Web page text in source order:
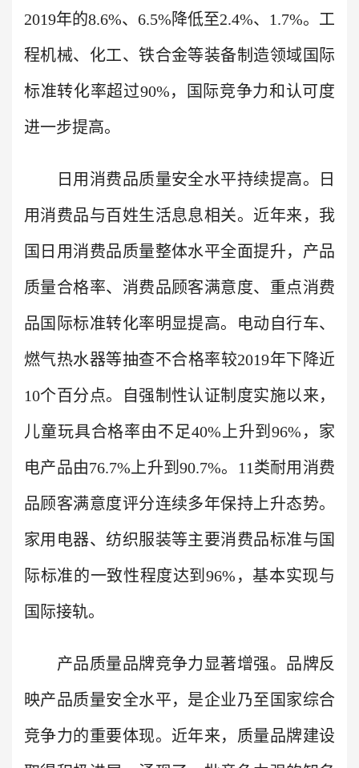
2019年的8.6%、6.5%降低至2.4%、1.7%。工
程机械、化工、铁合金等装备制造领域国际
标准转化率超过90%，国际竞争力和认可度
进一步提高。
日用消费品质量安全水平持续提高。日
用消费品与百姓生活息息相关。近年来，我
国日用消费品质量整体水平全面提升，产品
质量合格率、消费品顾客满意度、重点消费
品国际标准转化率明显提高。电动自行车、
燃气热水器等抽查不合格率较2019年下降近
10个百分点。自强制性认证制度实施以来，
儿童玩具合格率由不足40%上升到96%，家
电产品由76.7%上升到90.7%。11类耐用消费
品顾客满意度评分连续多年保持上升态势。
家用电器、纺织服装等主要消费品标准与国
际标准的一致性程度达到96%，基本实现与
国际接轨。
产品质量品牌竞争力显著增强。品牌反
映产品质量安全水平，是企业乃至国家综合
竞争力的重要体现。近年来，质量品牌建设